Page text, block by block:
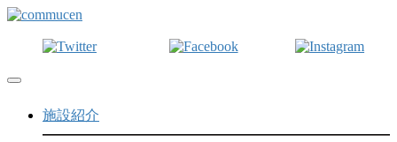
Toggle navigation
施設紹介